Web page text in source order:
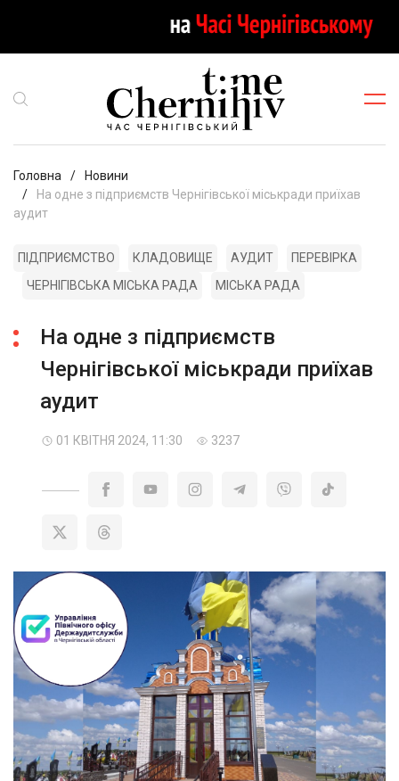
Головна
Новини
На одне з підприємств Чернігівської міськради приїхав
аудит
ПІДПРИЄМСТВО КЛАДОВИЩЕ АУДИТ
ПЕРЕВІРКА
ЧЕРНІГІВСЬКА МІСЬКА РАДА
МІСЬКА РАДА
На одне з підприємств
Чернігівської міськради приїхав
аудит
01 КВІТНЯ 2024, 11:30 3237